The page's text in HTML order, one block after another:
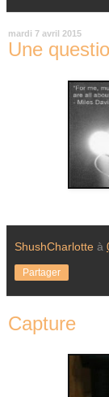
mardi 7 avril 2015
Une
ShushCharlotte à
Partager
Capture